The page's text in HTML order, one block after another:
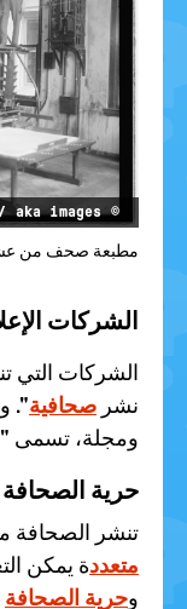
© picture alliance / aka images
مطبعة صحف من
الشركات
الشركات التي
نشر صحافية".
ومجلة، تسمى
حرية الصحافة
تنشر الصحافة
متعددة يمكن
وحرية الصحافة